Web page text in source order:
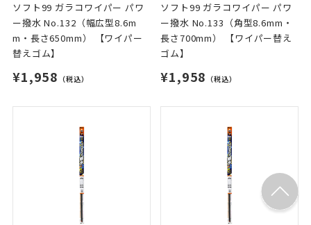
ソフト99 ガラコワイパー パワ
ー撥水 No.132（幅広型8.6m
m・長さ650mm） 【ワイパー
替えゴム】
¥1,958 （税込）
ソフト99 ガラコワイパー パワ
ー撥水 No.133（角型8.6mm・
長さ700mm） 【ワイパー替え
ゴム】
¥1,958 （税込）